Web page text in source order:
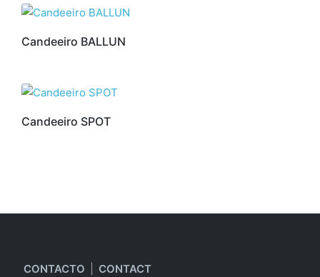
Candeeiro BALLUN
Candeeiro SPOT
CONTACTO
CONTACT